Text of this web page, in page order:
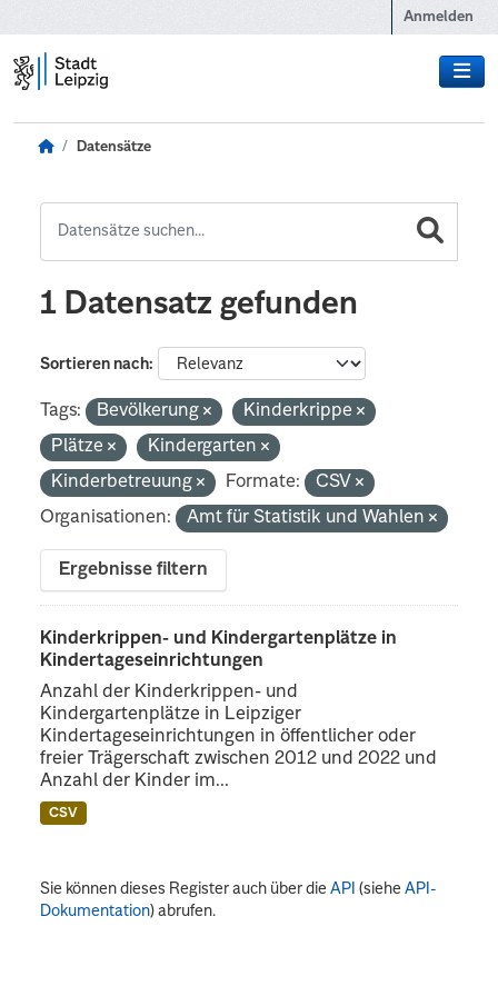
Anmelden
Datensätze
1 Datensatz gefunden
Sortieren nach
Tags: Bevölkerung
Kinderkrippe
Plätze
Kindergarten
Kinderbetreuung
Formate:
CSV
Organisationen:
Amt für Statistik und Wahlen
Ergebnisse filtern
Kinderkrippen- und Kindergartenplätze in
Kindertageseinrichtungen
Anzahl der Kinderkrippen- und
Kindergartenplätze in Leipziger
Kindertageseinrichtungen in öffentlicher oder
freier Trägerschaft zwischen 2012 und 2022 und
Anzahl der Kinder im...
CSV
Sie können dieses Register auch über dieAPI (sieheAPI-
Dokumentation) abrufen.